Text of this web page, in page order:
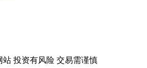
投资有风险 交易需谨慎